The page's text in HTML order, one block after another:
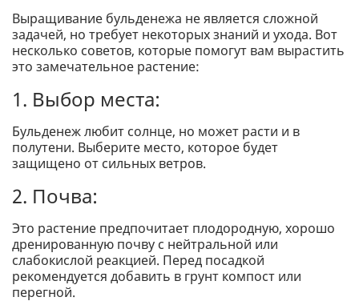
Выращивание бульденежа не является сложной
задачей, но требует некоторых знаний и ухода. Вот
несколько советов, которые помогут вам вырастить
это замечательное растение:
1. Выбор места:
Бульденеж любит солнце, но может расти и в
полутени. Выберите место, которое будет
защищено от сильных ветров.
2. Почва:
Это растение предпочитает плодородную, хорошо
дренированную почву с нейтральной или
слабокислой реакцией. Перед посадкой
рекомендуется добавить в грунт компост или
перегной.